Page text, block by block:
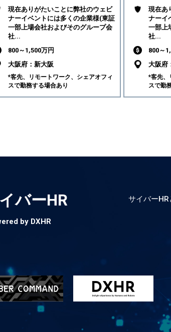
現在ありがたいことに弊社のウェビ
ナーイベントには多くの企業様(東証
一部上場会社およびそのグループ会
社...
800～1,500万円
大阪府：新大阪
*客先、リモートワーク、シェアオフィ
スで勤務する場合あり
現在あ
ナーイ
一部上
社...
800～
大阪府
*客先、
スで勤
バーHR
by DXHR
サイバーHR